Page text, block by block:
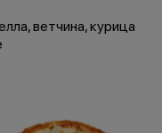
ветчина, курица